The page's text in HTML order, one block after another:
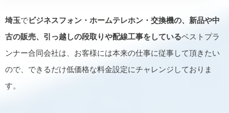
埼玉でビジネスフォン・ホームテレホン・交換機の、新品や中
古の販売、引っ越しの段取りや配線工事をしているベストプラ
ンナー合同会社は、お客様には本来の仕事に従事して頂きたい
ので、できるだけ低価格な料金設定にチャレンジしておりま
す。